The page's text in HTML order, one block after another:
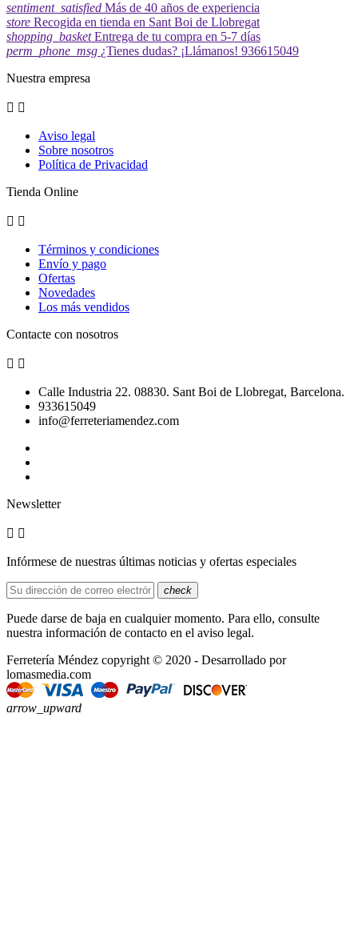
sentiment_satisfied Más de 40 años de experiencia
store Recogida en tienda en Sant Boi de Llobregat
shopping_basket Entrega de tu compra en 5-7 días
perm_phone_msg ¿Tienes dudas? ¡Llámanos! 936615049
Nuestra empresa
 
Aviso legal
Sobre nosotros
Política de Privacidad
Tienda Online
 
Términos y condiciones
Envío y pago
Ofertas
Novedades
Los más vendidos
Contacte con nosotros
 
Calle Industria 22. 08830. Sant Boi de Llobregat, Barcelona.
933615049
info@ferreteriamendez.com
Newsletter
 
Infórmese de nuestras últimas noticias y ofertas especiales
check
Puede darse de baja en cualquier momento. Para ello, consulte
nuestra información de contacto en el aviso legal.
Ferretería Méndez copyright © 2020 - Desarrollado por
lomasmedia.com
arrow_upward